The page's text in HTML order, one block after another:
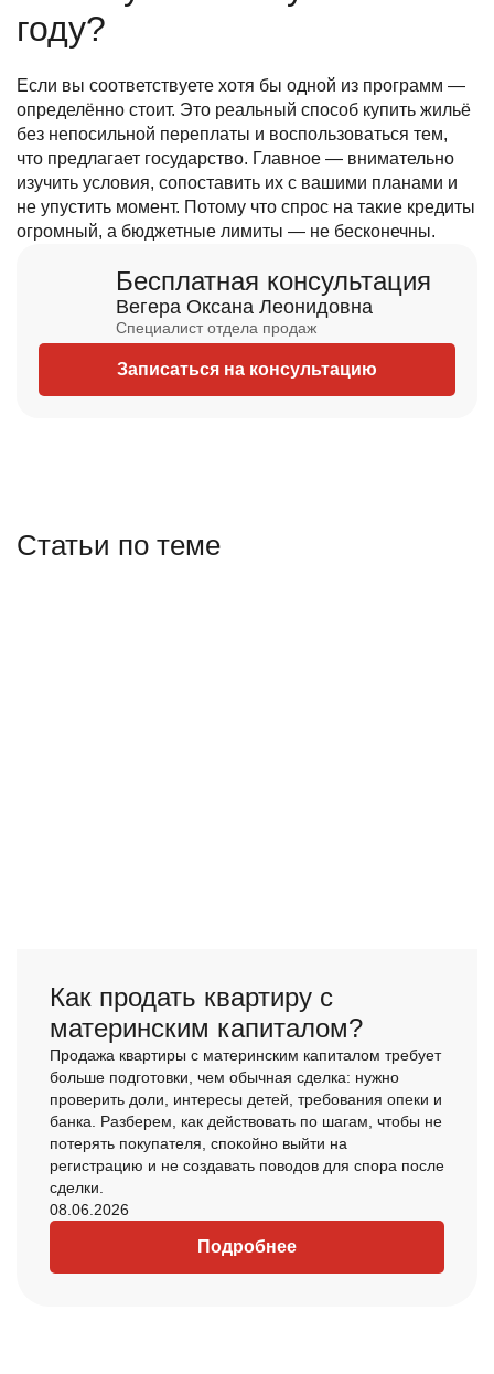
году?
Если вы соответствуете хотя бы одной из программ —
определённо стоит. Это реальный способ купить жильё
без непосильной переплаты и воспользоваться тем,
что предлагает государство. Главное — внимательно
изучить условия, сопоставить их с вашими планами и
не упустить момент. Потому что спрос на такие кредиты
огромный, а бюджетные лимиты — не бесконечны.
Бесплатная консультация
Вегера Оксана Леонидовна
Специалист отдела продаж
Записаться на консультацию
Статьи по теме
Как продать квартиру с
материнским капиталом?
Продажа квартиры с материнским капиталом требует
больше подготовки, чем обычная сделка: нужно
проверить доли, интересы детей, требования опеки и
банка. Разберем, как действовать по шагам, чтобы не
потерять покупателя, спокойно выйти на
регистрацию и не создавать поводов для спора после
сделки.
08.06.2026
Подробнее